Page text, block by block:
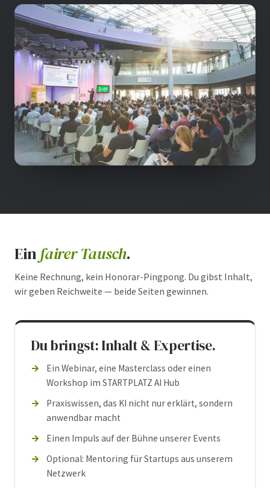
Einfairer Tausch.
Keine Rechnung, kein Honorar-Pingpong. Du gibst Inhalt,
wir geben Reichweite — beide Seiten gewinnen.
Du bringst: Inhalt & Expertise.
Ein Webinar, eine Masterclass oder einen
Workshop im STARTPLATZ AI Hub
Praxiswissen, das KI nicht nur erklärt, sondern
anwendbar macht
Einen Impuls auf der Bühne unserer Events
Optional: Mentoring für Startups aus unserem
Netzwerk